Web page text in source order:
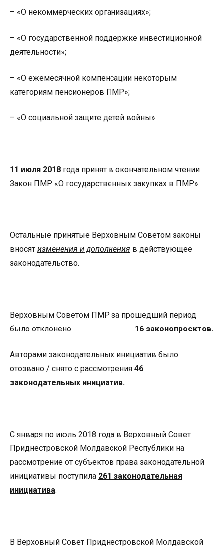
– «О некоммерческих организациях»;
– «О государственной поддержке инвестиционной
деятельности»;
– «О ежемесячной компенсации некоторым
категориям пенсионеров ПМР»;
– «О социальной защите детей войны».
11 июля 2018 года принят в окончательном чтении
Закон ПМР «О государственных закупках в ПМР».
Остальные принятые Верховным Советом законы
вносят изменения и дополнения в действующее
законодательство.
Верховным Советом ПМР за прошедший период
было отклонено 16 законопроектов.
Авторами законодательных инициатив было
отозвано / снято с рассмотрения 46
законодательных инициатив.
С января по июль 2018 года в Верховный Совет
Приднестровской Молдавской Республики на
рассмотрение от субъектов права законодательной
инициативы поступила 261 законодательная
инициатива.
В Верховный Совет Приднестровской Молдавской